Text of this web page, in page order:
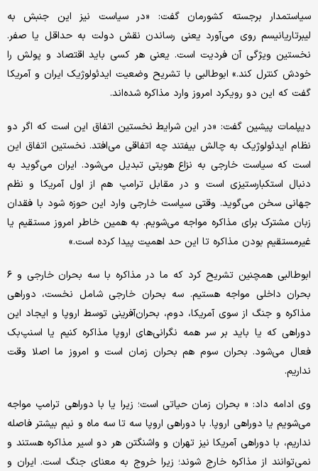
سیاستمدار برجسته کشورمان گفت: «در سیاست نیز این جنبش به
لیبرتاریانیسم روی می‌آورد یعنی رساندن نقش دولت به حداقل یا صفر.
نخستین ویژگی آن فردیت است. یعنی هر کسی باید اقتصاد و پولش را
خودش کنترل کند.» ابوطالبی با تشریح وضعیت ایدئولوژیک ایران و آمریکا
گفت که این دو رویکرد امروز وارد مذاکره شده‌اند.
دیپلمات پیشین گفت: «در این شرایط نخستین اتفاق این است که اگر دو
نظام ایدئولوژیک به چالش بیفتند چه اتفاقی می‌افتد. نخستین اتفاق این
است که سیاست خارجی به نزاع هویتی تبدیل می‌شود. ایران می‌گوید به
دنبال استکبارستیزی است و در مقابل ترامپ هم از اول آمریکا و نظم
جهانی سخن می‌گوید. وقتی سیاست خارجی وارد این حوزه شود با فقدان
زبان مشترک برای مذاکره مواجه می‌شویم. به همین خاطر امروز مستقیم یا
غیرمستقیم بودن مذاکره تا این حد اهمیت پیدا کرده است.»
ابوطالبی همچنین تشریح کرد که ما در مذاکره با سه بحران خارجی و ۶
بحران داخلی مواجه هستیم. سه بحران خارجی شامل نخست، دوراهی
مذاکره و جنگ از سوی آمریکا، دوم، بحران‌آفرینی توسط اروپا و ایجاد این
دوراهی که یا باید بر سر همه نگرانی‌های اروپا مذاکره کنیم یا اسنپ‌بک
فعال می‌شود. بحران سوم هم بحران زمان است و امروز ما اصلا وقت
نداریم.
وی ادامه داد: « بحران زمان حیاتی است؛ زیرا یا با دوراهی ترامپ مواجه
می‌شویم یا دوراهی اروپا. با دوراهی اروپا سه تا سه ماه و نیم بیشتر فاصله
نداریم، با دوراهی آمریکا نیز تهران و واشنگتن هر دو اسیر مذاکره هستند و
نمی‌توانند از مذاکره خارج شوند؛ زیرا خروج به معنای جنگ است. ایران و